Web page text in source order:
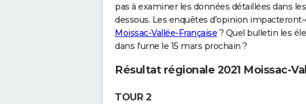
pas à examiner les données détaillées dans
dessous. Les enquêtes d'opinion impacteront-
Moissac-Vallée-Française ? Quel bulletin les
dans l'urne le 15 mars prochain ?
Résultat régionale 2021 Moissac-
TOUR 2